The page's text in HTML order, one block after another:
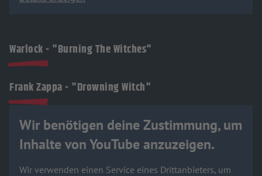
Warlock - "Burning The Witches"
Frank Zappa - "Drowning Witch"
Wir benötigen deine Zustimmung, um
Inhalte von YouTube anzuzeigen.
Wir verwenden einen Service eines Drittanbieters, um